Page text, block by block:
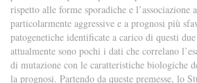
rispetto alle forme sporadiche e l’associazione
particolarmente aggressive e a prognosi più
patogenetiche identificate a carico di questi
attualmente sono pochi i dati che correlano
di mutazione con le caratteristiche biologiche
la prognosi. Partendo da queste premesse, lo